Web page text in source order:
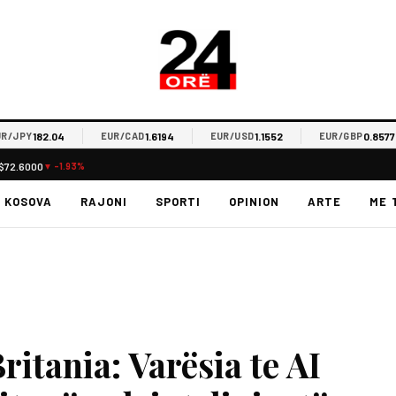
182.04 EUR/CAD1.6194 EUR/USD1.1552 EUR/GBP0.8577
▼ -1.93%
KOSOVA RAJONI SPORTI OPINION ARTE ME
Varësia te AI